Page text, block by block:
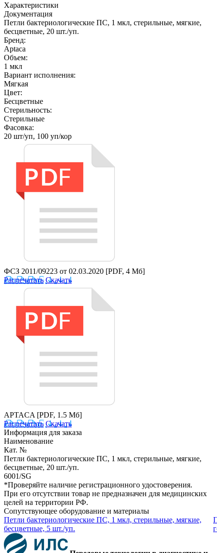
Характеристики
Документация
Петли бактериологические ПС, 1 мкл, стерильные, мягкие,
бесцветные, 20 шт./уп.
Бренд:
Aptaca
Объем:
1 мкл
Вариант исполнения:
Мягкая
Цвет:
Бесцветные
Стерильность:
Стерильные
Фасовка:
20 шт/уп, 100 уп/кор
ФСЗ 2011/09223 от 02.03.2020 [PDF, 4 Мб]
Распечатать Скачать
APTACA [PDF, 1.5 Мб]
Распечатать Скачать
Информация для заказа
Наименование
Кат. №
Петли бактериологические ПС, 1 мкл, стерильные, мягкие,
бесцветные, 20 шт./уп.
6001/SG
*Проверяйте наличие регистрационного удостоверения.
При его отсутствии товар не предназначен для медицинских
целей на территории РФ.
Сопутствующее оборудование и материалы
Петли бактериологические ПС, 1 мкл, стерильные, мягкие,
бесцветные, 5 шт./уп.